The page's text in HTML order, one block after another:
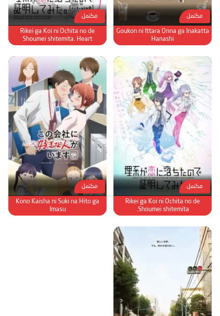
مكتمل
Goukon ni Ittara Onna ga Inakatta
Hanashi
مكتمل
Rikei ga Koi ni Ochita no de
Shoumei shitemita. Heart
مكتمل
Rikei ga Koi ni Ochita no de
Shoumei shitemita.
مكتمل
Kono Kaisha ni Suki na Hito ga
Imasu